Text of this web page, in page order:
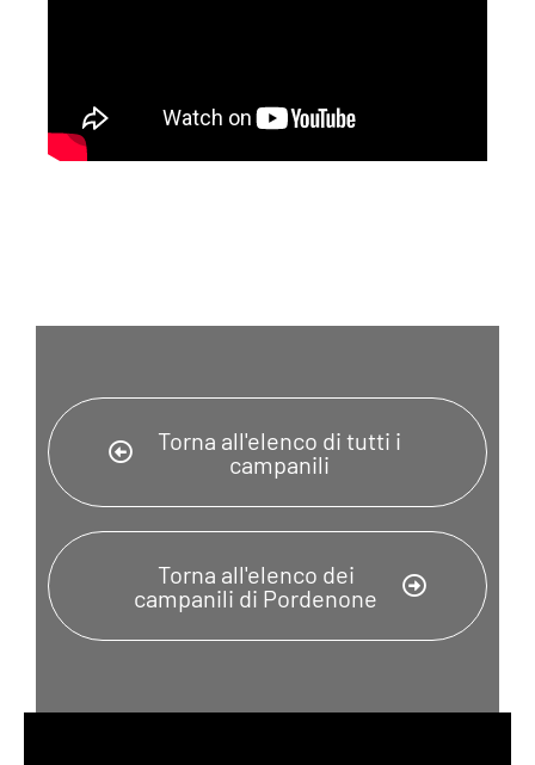
Torna all'elenco di tutti i
campanili
Torna all'elenco dei
campanili di Pordenone